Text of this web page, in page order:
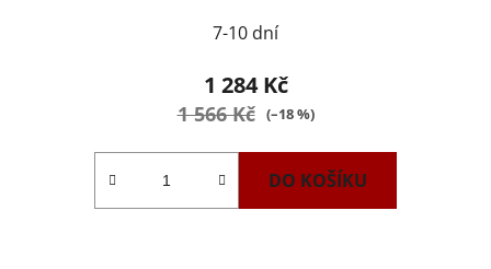
7-10 dní
1 284 Kč
1 566 Kč (–18 %)
DO KOŠÍKU